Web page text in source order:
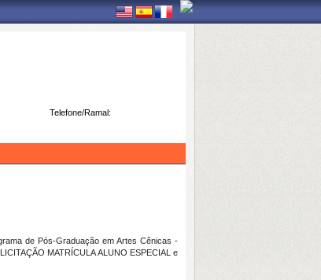
Telefone/Ramal:
de Pós-Graduação em Artes Cênicas -
MATRÍCULA ALUNO ESPECIAL e